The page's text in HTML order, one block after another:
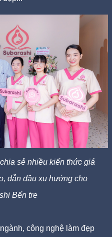
sẻ nhiều kiến thức giá
dẫn đầu xu hướng cho
Bến tre
công nghệ làm đẹp